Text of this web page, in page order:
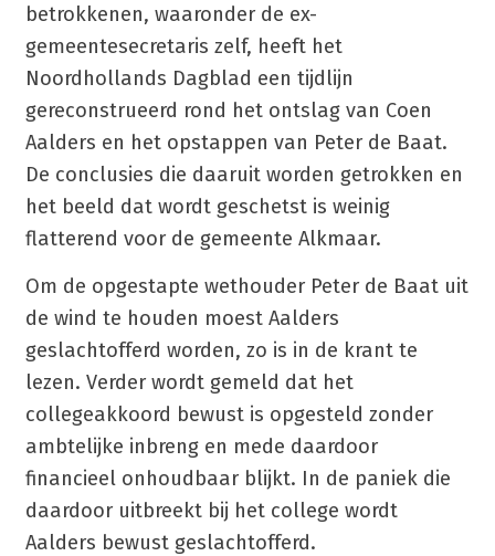
betrokkenen, waaronder de ex-
gemeentesecretaris zelf, heeft het
Noordhollands Dagblad een tijdlijn
gereconstrueerd rond het ontslag van Coen
Aalders en het opstappen van Peter de Baat.
De conclusies die daaruit worden getrokken en
het beeld dat wordt geschetst is weinig
flatterend voor de gemeente Alkmaar.
Om de opgestapte wethouder Peter de Baat uit
de wind te houden moest Aalders
geslachtofferd worden, zo is in de krant te
lezen. Verder wordt gemeld dat het
collegeakkoord bewust is opgesteld zonder
ambtelijke inbreng en mede daardoor
financieel onhoudbaar blijkt. In de paniek die
daardoor uitbreekt bij het college wordt
Aalders bewust geslachtofferd.